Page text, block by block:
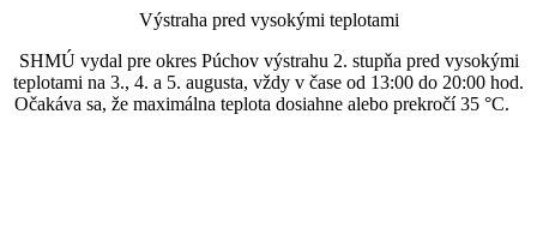
Výstraha pred vysokými teplotami
SHMÚ vydal pre okres Púchov výstrahu 2. stupňa pred vysokými
teplotami na 3., 4. a 5. augusta, vždy v čase od 13:00 do 20:00 hod.
Očakáva sa, že maximálna teplota dosiahne alebo prekročí 35 °C.